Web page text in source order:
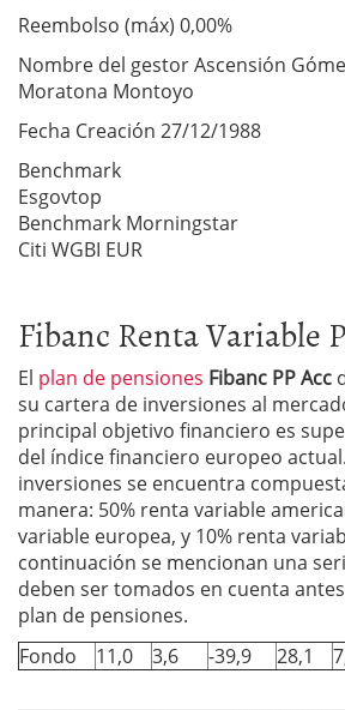
Reembolso (máx) 0,00%
Nombre del gestor Ascensión
Moratona Montoyo
Fecha Creación 27/12/1988
Benchmark
Esgovtop
Benchmark Morningstar
Citi WGBI EUR
Fibanc Renta Variable
El plan de pensiones Fibanc PP Acc
su cartera de inversiones al
principal objetivo financiero es
del índice financiero europeo
inversiones se encuentra
manera: 50% renta variable
variable europea, y 10% renta
continuación se mencionan una
deben ser tomados en cuenta
plan de pensiones.
Fondo
11,0 3,6 -39,9 28,1